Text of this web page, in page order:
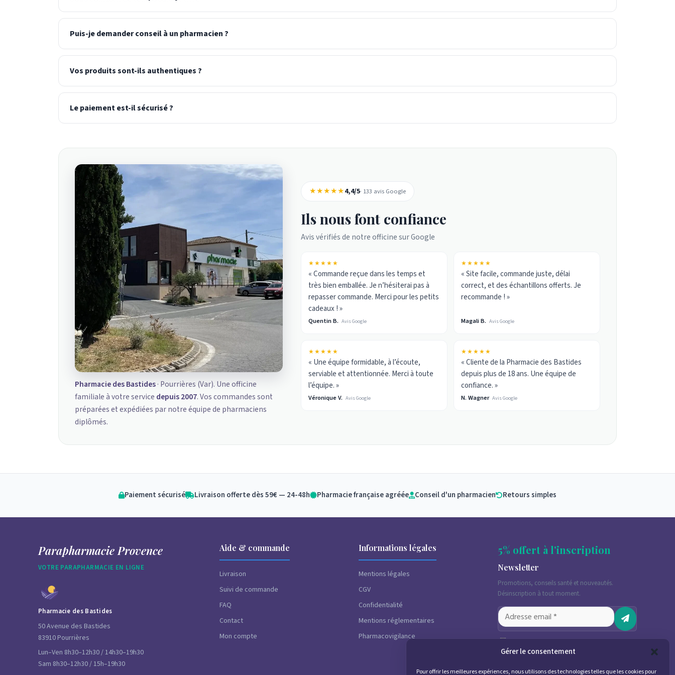
Gérer le consentement
Pour offrir les meilleures expériences, nous utilisons des technologies telles que les cookies pour
Puis-je demander conseil à un pharmacien ?
Vos produits sont-ils authentiques ?
Le paiement est-il sécurisé ?
Pharmacie des Bastides· Pourrières (Var). Une officine
familiale à votre service depuis 2007. Vos commandes sont
préparées et expédiées par notre équipe de pharmaciens
diplômés.
★★★★★4,4/5· 133 avis Google
Ils nous font confiance
Avis vérifiés de notre officine sur Google
★★★★★
« Commande reçue dans les temps et
très bien emballée. Je n’hésiterai pas à
repasser commande. Merci pour les petits
cadeaux ! »
Quentin B. Avis Google
★★★★★
« Site facile, commande juste, délai
correct, et des échantillons offerts. Je
recommande ! »
Magali B. Avis Google
★★★★★
« Une équipe formidable, à l’écoute,
serviable et attentionnée. Merci à toute
l’équipe. »
Véronique V. Avis Google
★★★★★
« Cliente de la Pharmacie des Bastides
depuis plus de 18 ans. Une équipe de
confiance. »
N. Wagner Avis Google
Paiement sécurisé Livraison offerte dès 59€ — 24-48h Pharmacie française agréée Conseil d'un pharmacien Retours simples
Parapharmacie Provence
VOTRE PARAPHARMACIE EN LIGNE
Pharmacie des Bastides
50 Avenue des Bastides
83910 Pourrières
Lun–Ven 8h30–12h30 / 14h30–19h30
Sam 8h30–12h30 / 15h–19h30
Aide & commande
Livraison
Suivi de commande
FAQ
Contact
Mon compte
Informations légales
Mentions légales
CGV
Confidentialité
Mentions réglementaires
Pharmacovigilance
5% offert à l'inscription
Newsletter
Promotions, conseils santé et nouveautés.
Désinscription à tout moment.
J'accepte de recevoir des emails
marketing conformément à la